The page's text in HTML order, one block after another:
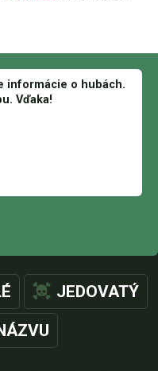
JEDOVATÝ